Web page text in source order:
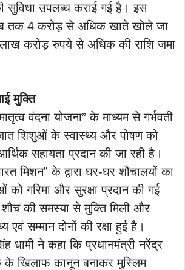
सुविधा उपलब्ध कराई गई है। इस
तक 4 करोड़ से अधिक खाते खोले जा
करोड़ रुपये से अधिक की राशि जमा
मुक्ति
वंदना योजना” के माध्यम से गर्भवती
शिशुओं के स्वास्थ्य और पोषण को
सहायता प्रदान की जा रही है।
मिशन” के द्वारा घर-घर शौचालयों का
को गरिमा और सुरक्षा प्रदान की गई
की समस्या से मुक्ति मिली और
एवं सम्मान दोनों की रक्षा हुई है।
धामी ने कहा कि प्रधानमंत्री नरेंद्र
के खिलाफ कानून बनाकर मुस्लिम